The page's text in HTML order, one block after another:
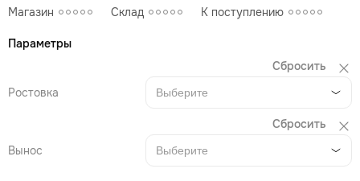
Магазин Склад К поступлению
Параметры
Сбросить
Ростовка
Выберите
Сбросить
Вынос
Выберите